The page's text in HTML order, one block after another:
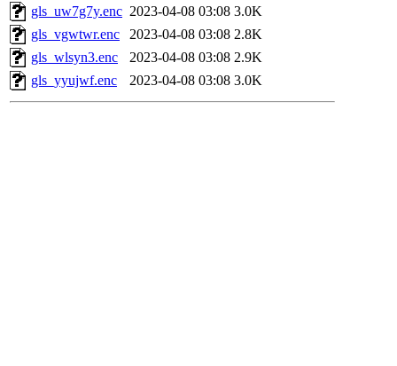
gls_uw7g7y.enc 2023-04-08 03:08 3.0K
gls_vgwtwr.enc
2023-04-08 03:08 2.8K
gls_wlsyn3.enc
2023-04-08 03:08 2.9K
gls_yyujwf.enc
2023-04-08 03:08 3.0K